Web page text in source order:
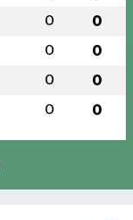
0 0
0 0
0 0
0 0